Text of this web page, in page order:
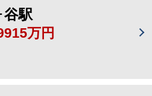
谷駅
万円